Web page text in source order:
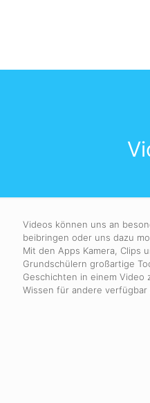
Videos können uns an
beibringen oder uns dazu
Mit den Apps Kamera, Clips
Grundschülern großartige
Geschichten in einem Video
Wissen für andere verfügbar